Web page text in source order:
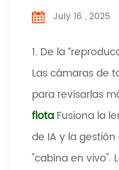
July 16 , 2025
1. De la
Las cámaras de
para revisarlas
flota Fusiona la
de IA y la
"cabina en vivo".